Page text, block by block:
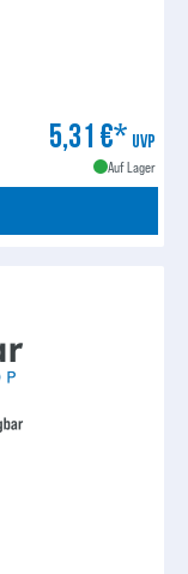
5,31 €* UVP
Auf Lager